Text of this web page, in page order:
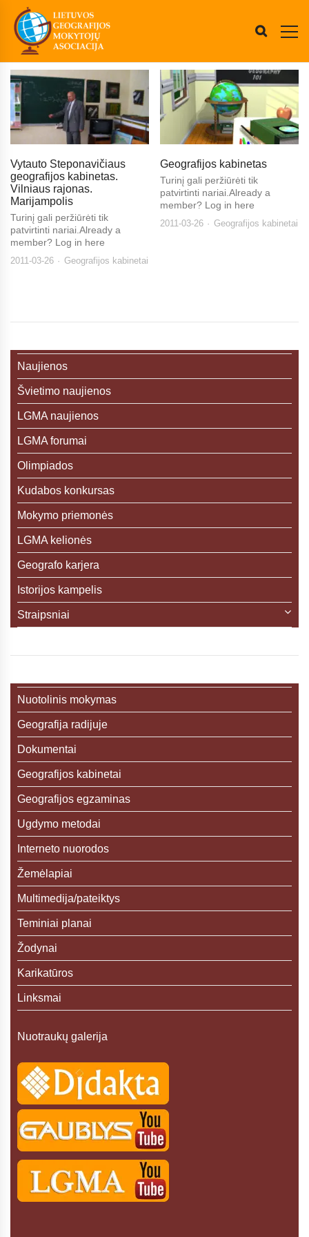
Vytauto Steponavičiaus
geografijos kabinetas.
Vilniaus rajonas.
Marijampolis
Turinį gali peržiūrėti tik
patvirtinti nariai.Already a
member? Log in here
2011-03-26 Geografijos kabinetai
Geografijos kabinetas
Turinį gali peržiūrėti tik
patvirtinti nariai.Already a
member? Log in here
2011-03-26 Geografijos kabinetai
Naujienos
Švietimo naujienos
LGMA naujienos
LGMA forumai
Olimpiados
Kudabos konkursas
Mokymo priemonės
LGMA kelionės
Geografo karjera
Istorijos kampelis
Straipsniai
Nuotolinis mokymas
Geografija radijuje
Dokumentai
Geografijos kabinetai
Geografijos egzaminas
Ugdymo metodai
Interneto nuorodos
Žemėlapiai
Multimedija/pateiktys
Teminiai planai
Žodynai
Karikatūros
Linksmai
Nuotraukų galerija